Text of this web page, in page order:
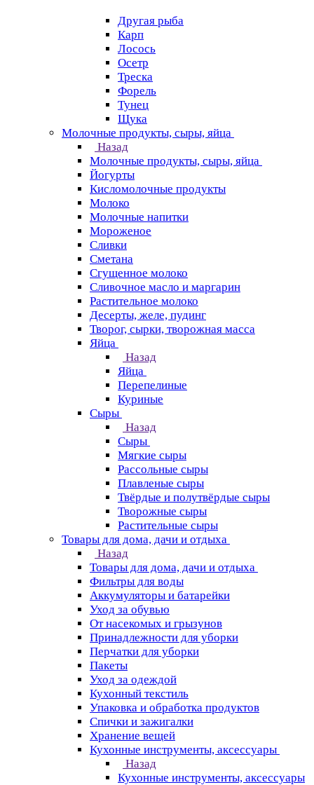
Другая рыба
Карп
Лосось
Осетр
Треска
Форель
Тунец
Щука
Молочные продукты, сыры, яйца
Назад
Молочные продукты, сыры, яйца
Йогурты
Кисломолочные продукты
Молоко
Молочные напитки
Мороженое
Сливки
Сметана
Сгущенное молоко
Сливочное масло и маргарин
Растительное молоко
Десерты, желе, пудинг
Творог, сырки, творожная масса
Яйца
Назад
Яйца
Перепелиные
Куриные
Сыры
Назад
Сыры
Мягкие сыры
Рассольные сыры
Плавленые сыры
Твёрдые и полутвёрдые сыры
Творожные сыры
Растительные сыры
Товары для дома, дачи и отдыха
Назад
Товары для дома, дачи и отдыха
Фильтры для воды
Аккумуляторы и батарейки
Уход за обувью
От насекомых и грызунов
Принадлежности для уборки
Перчатки для уборки
Пакеты
Уход за одеждой
Кухонный текстиль
Упаковка и обработка продуктов
Спички и зажигалки
Хранение вещей
Кухонные инструменты, аксессуары
Назад
Кухонные инструменты, аксессуары